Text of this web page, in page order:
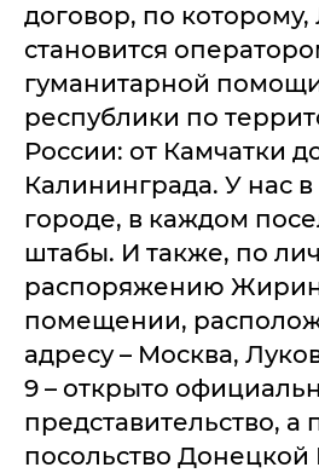
договор, по
становится
гуманитарной
республики по
России: от Камчатки
Калининграда. У нас
городе, в каждом
штабы. И также, по
распоряжению
помещении,
адресу – Москва,
9 – открыто
представительство, а
посольство